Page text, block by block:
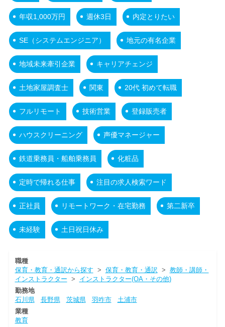
年収1,000万円 週休3日 内定とりたい
SE（システムエンジニア） 地元の有名企業
地域未来牽引企業 キャリアチェンジ
土地家屋調査士 関東 20代 初めて転職
フルリモート 技術営業 登録販売者
ハウスクリーニング 声優マネージャー
鉄道乗務員・船舶乗務員 化粧品
定時で帰れる仕事 注目の求人検索ワード
正社員 リモートワーク・在宅勤務 第二新卒
未経験 土日祝日休み
職種
保育・教育・通訳から探す > 保育・教育・通訳 > 教師・講師・
インストラクター > インストラクター(OA・その他)
勤務地
石川県
長野県 茨城県 羽咋市
土浦市
業種
教育